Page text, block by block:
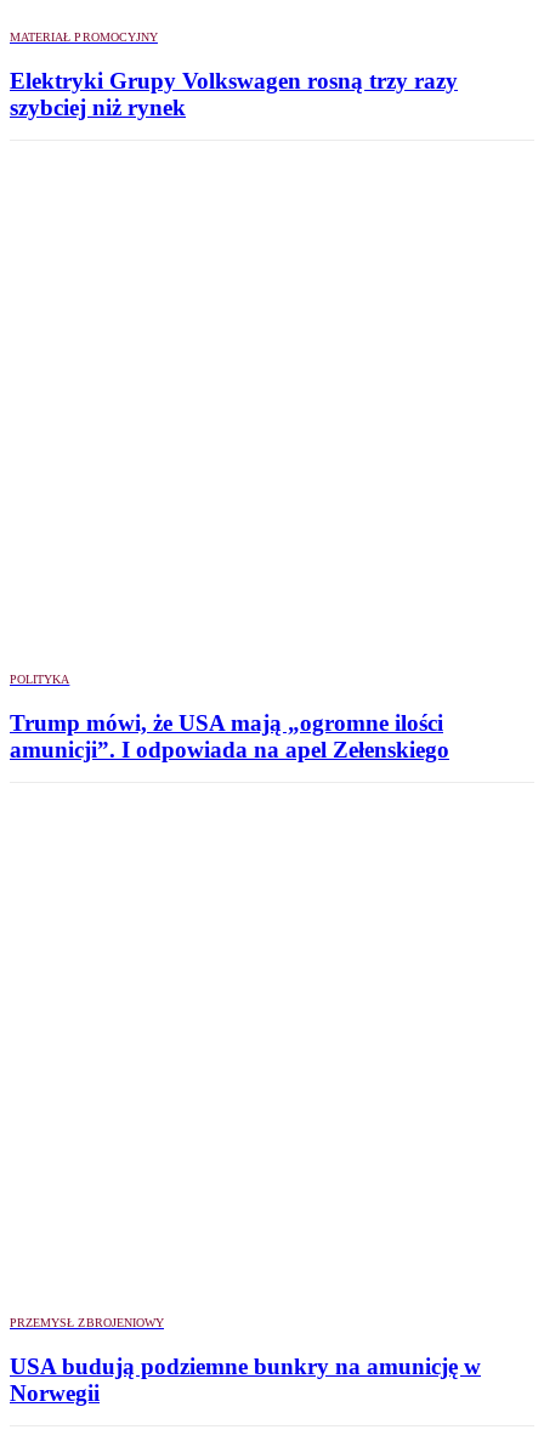
MATERIAŁ PROMOCYJNY
Elektryki Grupy Volkswagen rosną trzy razy
szybciej niż rynek
POLITYKA
Trump mówi, że USA mają „ogromne ilości
amunicji”. I odpowiada na apel Zełenskiego
PRZEMYSŁ ZBROJENIOWY
USA budują podziemne bunkry na amunicję w
Norwegii